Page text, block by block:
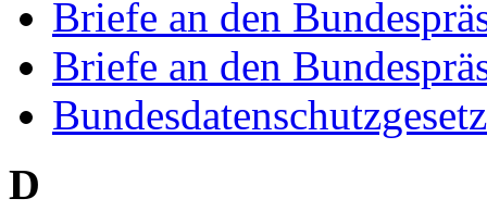
Briefe an den
Briefe an den
Bundesdatenschutzgesetz
D